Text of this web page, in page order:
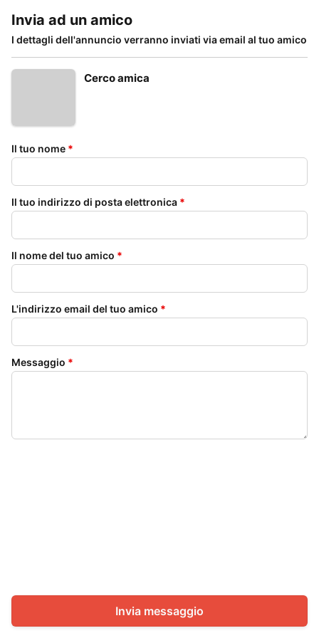
Invia ad un amico
I dettagli dell'annuncio verranno inviati via email al tuo amico
Cerco amica
Il tuo nome *
Il tuo indirizzo di posta elettronica *
Il nome del tuo amico *
L'indirizzo email del tuo amico *
Messaggio *
Invia messaggio